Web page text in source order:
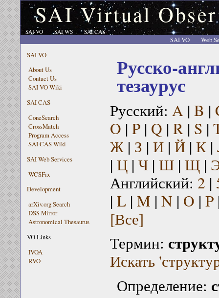
SAI Virtual
SAI VO SAI WS SAI CAS
SAI VO
Web
SAI VO
About Us
Contact Us
SAI VO Wiki
SAI CAS
ConeSearch
CrossMatch
Program Access
SAI CAS Wiki
SAI Web Services
WCSFix
Development
arXiv.org Search
DSS Mirror
Astronomical Thesaurus
VO Links
IVOA
RVO
Русско-
тезаурус
Русский: A | B |
O | P| Q | R| S |
Ж| З | И| Й| К|
| Ц| Ч| Ш| Щ|
Английский: 2 |
| L| M | N | O | P
[Все]
Термин:
Искать
Определение: